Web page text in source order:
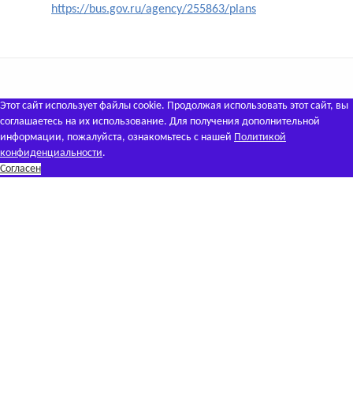
https://bus.gov.ru/agency/255863/plans
Этот сайт использует файлы cookie. Продолжая использовать этот сайт, вы
соглашаетесь на их использование. Для получения дополнительной
информации, пожалуйста, ознакомьтесь с нашей Политикой
конфиденциальности.
Согласен